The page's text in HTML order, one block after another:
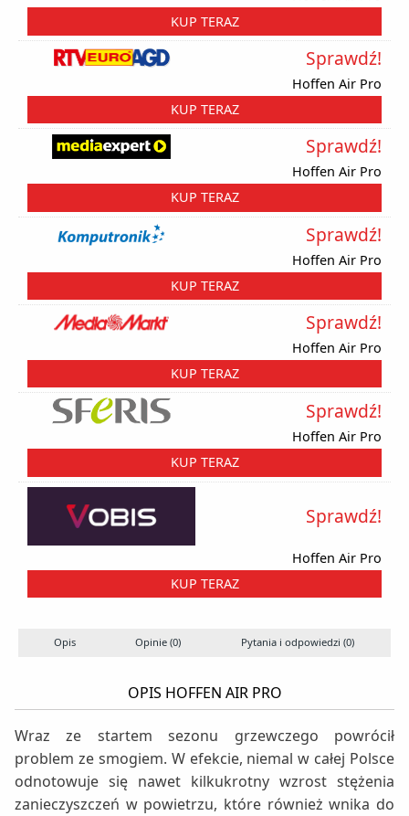
KUP TERAZ
Hoffen Air Pro
Sprawdź!
KUP TERAZ
Hoffen Air Pro
Sprawdź!
KUP TERAZ
Hoffen Air Pro
Sprawdź!
KUP TERAZ
Hoffen Air Pro
Sprawdź!
KUP TERAZ
Hoffen Air Pro
Sprawdź!
KUP TERAZ
Hoffen Air Pro
Sprawdź!
KUP TERAZ
Opis Opinie (0) Pytania i odpowiedzi (0)
OPIS HOFFEN AIR PRO
Wraz ze startem sezonu grzewczego powrócił
problem ze smogiem. W efekcie, niemal w całej Polsce
odnotowuje się nawet kilkukrotny wzrost stężenia
zanieczyszczeń w powietrzu, które również wnika do